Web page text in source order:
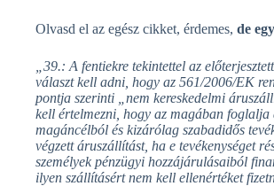
Olvasd el az egész cikket, érdemes, de
„39.: A fentiekre tekintettel az
választ kell adni, hogy az 561/2006/EK
pontja szerinti „nem kereskedelmi
kell értelmezni, hogy az magában foglalja
magáncélból és kizárólag szabadidős
végzett áruszállítást, ha e tevékenységet
személyek pénzügyi hozzájárulásaiból
ilyen szállításért nem kell ellenértéket